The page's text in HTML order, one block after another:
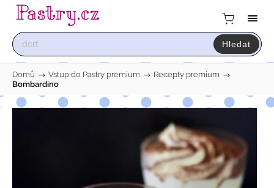
Hledat
Domů / Vstup do Pastry premium / Recepty premium /
Bombardino